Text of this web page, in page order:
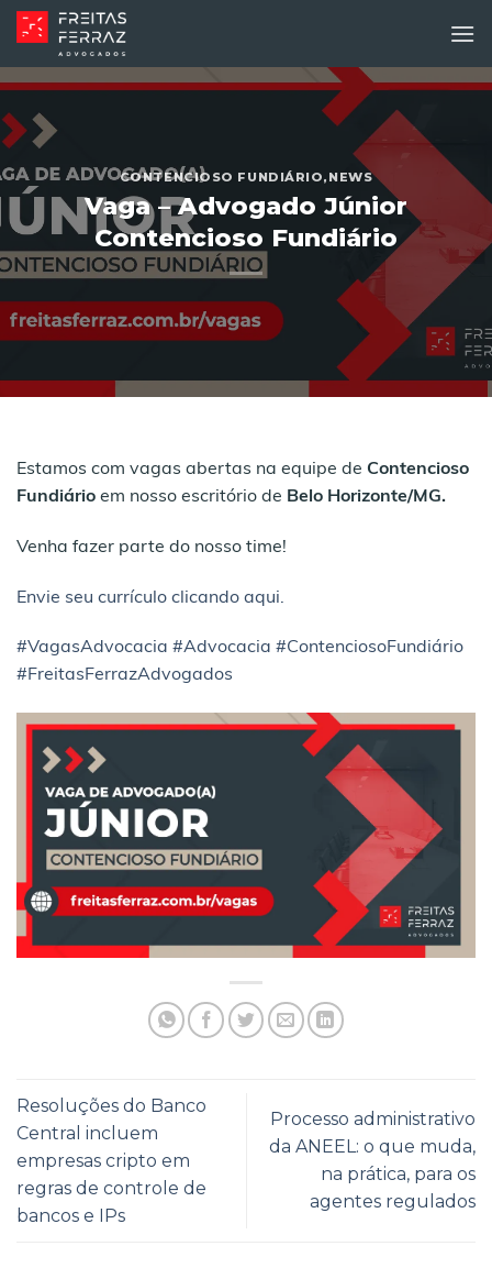
Skip
to
content
CONTENCIOSO FUNDIÁRIO, NEWS
Vaga – Advogado Júnior
Contencioso Fundiário
Estamos com vagas abertas na equipe de Contencioso
Fundiário em nosso escritório de Belo Horizonte/MG.
Venha fazer parte do nosso time!
Envie seu currículo clicando aqui.
#VagasAdvocacia #Advocacia #ContenciosoFundiário
#FreitasFerrazAdvogados
Resoluções do Banco
Central incluem
empresas cripto em
regras de controle de
bancos e IPs
Processo administrativo
da ANEEL: o que muda,
na prática, para os
agentes regulados